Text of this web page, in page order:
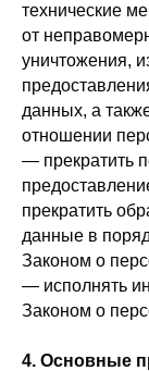
технические
от
уничтожения,
данных, а
отношении
— прекратить
прекратить
данные в
Законом о
— исполнять
Законом о
4. Основные